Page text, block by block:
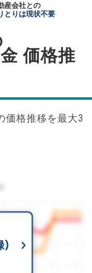
産会社との
とりは現状不要
価格推
価格推移を最大3